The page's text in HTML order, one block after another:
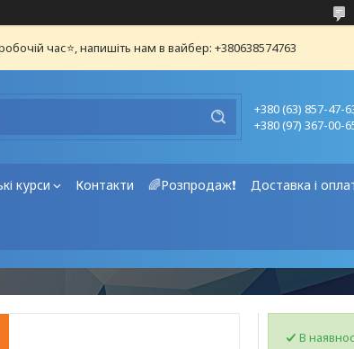
час⭐, напишіть нам в вайбер: +380638574763
+380 (63) 857-47-
+380 (97) 367-00-
курси Контакти 🌈Розпродаж❗ Доставка і
В